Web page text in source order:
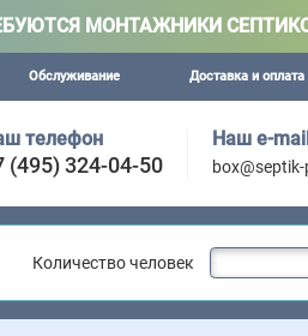
МОНТАЖНИКИ
Обслуживание Доставка и оплата
телефон
(495) 324-04-50
Наш e-
Количество человек